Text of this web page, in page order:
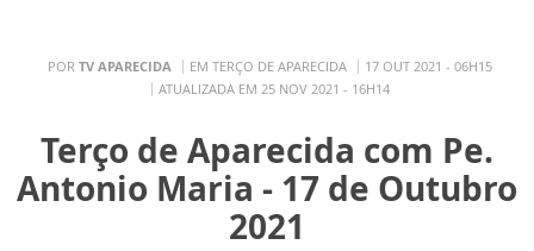
POR TV APARECIDA EM TERÇO DE APARECIDA
17 OUT 2021 - 06H15
ATUALIZADA EM 25 NOV 2021 - 16H14
Terço de Aparecida com Pe.
Antonio Maria - 17 de Outubro
2021